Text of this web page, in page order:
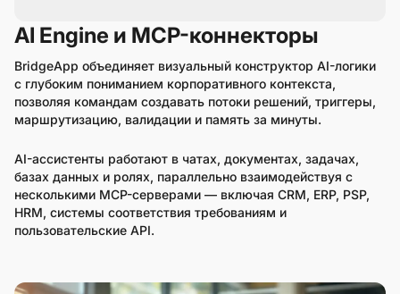
AI Engine и MCP-коннекторы
BridgeApp объединяет визуальный конструктор AI-логики
с глубоким пониманием корпоративного контекста,
позволяя командам создавать потоки решений, триггеры,
маршрутизацию, валидации и память за минуты.
AI-ассистенты работают в чатах, документах, задачах,
базах данных и ролях, параллельно взаимодействуя с
несколькими MCP-серверами — включая CRM, ERP, PSP,
HRM, системы соответствия требованиям и
пользовательские API.